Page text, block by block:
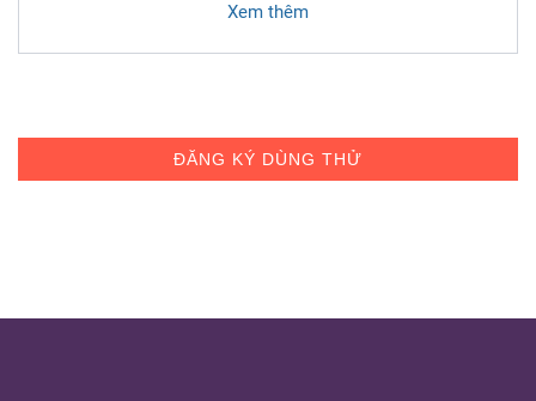
Xem thêm
ĐĂNG KÝ DÙNG THỬ